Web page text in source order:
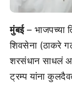
मुंबई– भाजपच्या
शिवसेना (ठाकरे
शरसंधान साधलं
ट्रम्प यांना